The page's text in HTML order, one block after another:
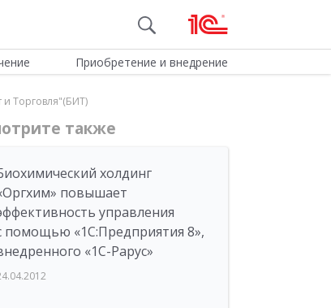
Приобретение и внедрение
Торговля"(БИТ)
также
холдинг
повышает
управления
помощью «1С:Предприятия 8»,
«1С-Рарус»